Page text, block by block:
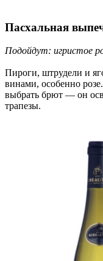
Пасхальная
Подойдут: игристое
Пироги, штрудели и
винами, особенно
выбрать брют — он
трапезы.